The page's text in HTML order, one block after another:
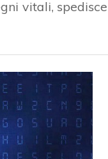
vitali, spedisce